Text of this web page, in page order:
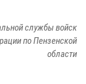
службы войск
по Пензенской
области